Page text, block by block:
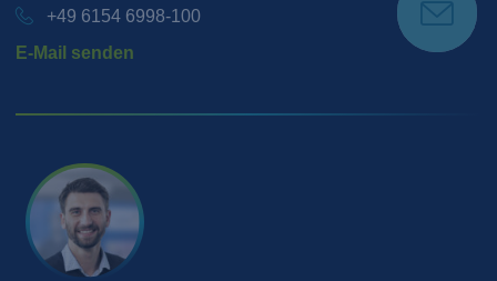
+49 6154 6998-100
E-Mail senden